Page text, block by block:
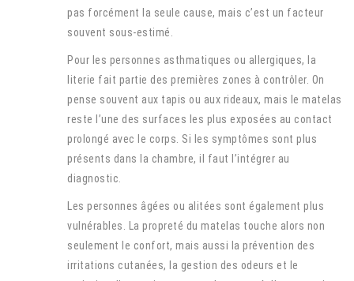
pas forcément la seule cause, mais c’est un facteur
souvent sous-estimé.
Pour les personnes asthmatiques ou allergiques, la
literie fait partie des premières zones à contrôler. On
pense souvent aux tapis ou aux rideaux, mais le matelas
reste l’une des surfaces les plus exposées au contact
prolongé avec le corps. Si les symptômes sont plus
présents dans la chambre, il faut l’intégrer au
diagnostic.
Les personnes âgées ou alitées sont également plus
vulnérables. La propreté du matelas touche alors non
seulement le confort, mais aussi la prévention des
irritations cutanées, la gestion des odeurs et le